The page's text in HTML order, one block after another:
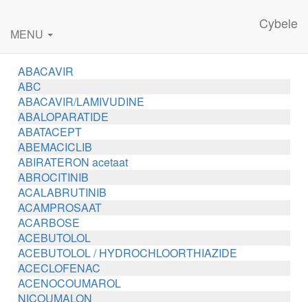
Cybele
MENU
ABACAVIR
ABC
ABACAVIR/LAMIVUDINE
ABALOPARATIDE
ABATACEPT
ABEMACICLIB
ABIRATERON acetaat
ABROCITINIB
ACALABRUTINIB
ACAMPROSAAT
ACARBOSE
ACEBUTOLOL
ACEBUTOLOL / HYDROCHLOORTHIAZIDE
ACECLOFENAC
ACENOCOUMAROL
NICOUMALON